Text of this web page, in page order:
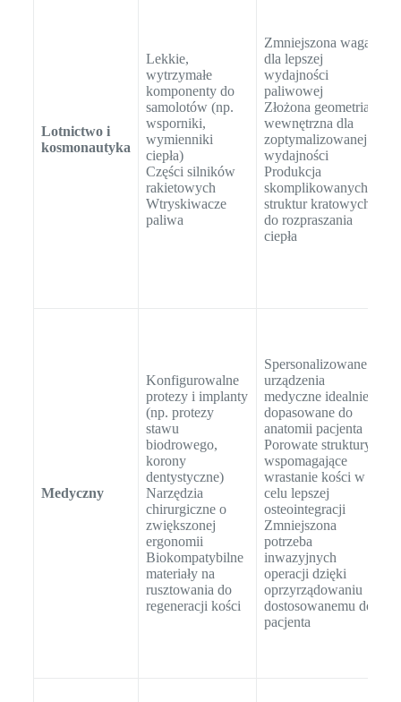
Lotnictwo i
kosmonautyka
Lekkie,
wytrzymałe
komponenty do
samolotów (np.
wsporniki,
wymienniki
ciepła)
Części silników
rakietowych
Wtryskiwacze
paliwa
Zmniejszona waga
dla lepszej
wydajności
paliwowej
Złożona geometria
wewnętrzna dla
zoptymalizowanej
wydajności
Produkcja
skomplikowanych
struktur kratowych
do rozpraszania
ciepła
Medyczny
Konfigurowalne
protezy i implanty
(np. protezy
stawu
biodrowego,
korony
dentystyczne)
Narzędzia
chirurgiczne o
zwiększonej
ergonomii
Biokompatybilne
materiały na
rusztowania do
regeneracji kości
Spersonalizowane
urządzenia
medyczne idealnie
dopasowane do
anatomii pacjenta
Porowate struktury
wspomagające
wrastanie kości w
celu lepszej
osteointegracji
Zmniejszona
potrzeba
inwazyjnych
operacji dzięki
oprzyrządowaniu
dostosowanemu do
pacjenta